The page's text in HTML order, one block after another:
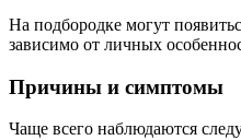
На подбородке могут
зависимо от личных
Причины и симптомы
Чаще всего наблюдаются